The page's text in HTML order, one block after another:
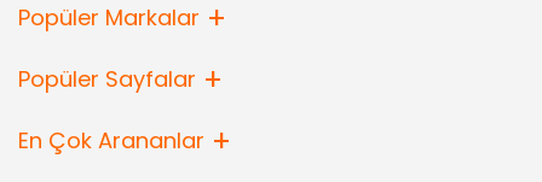
Popüler Markalar
Popüler Sayfalar
En Çok Arananlar